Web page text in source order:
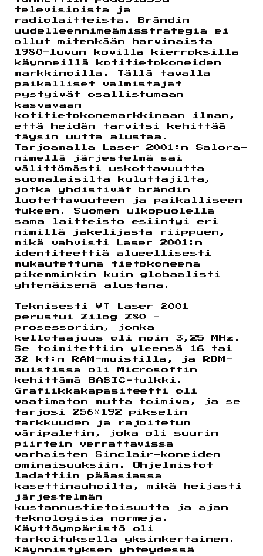
televisioista ja
radiolaitteista. Brändin
uudelleennimeämisstrategia ei
ollut mitenkään harvinaista
1980-luvun kovilla kierroksilla
käynneillä kotitietokoneiden
markkinoilla. Tällä tavalla
paikalliset valmistajat
pystyivät osallistumaan
kasvavaan
kotitietokonemarkkinaan ilman,
että heidän tarvitsi kehittää
täysin uutta alustaa.
Tarjoamalla Laser 2001:n Salora-
nimellä järjestelmä sai
välittömästi uskottavuutta
suomalaisilta kuluttajilta,
jotka yhdistivät brändin
luotettavuuteen ja paikalliseen
tukeen. Suomen ulkopuolella
sama laitteisto esiintyi eri
nimillä jakelijasta riippuen,
mikä vahvisti Laser 2001:n
identiteettiä alueellisesti
mukautettuna tietokoneena
pikemminkin kuin globaalisti
yhtenäisenä alustana.
Teknisesti VT Laser 2001
perustui Zilog Z80 -
prosessoriin, jonka
kellotaajuus oli noin 3,25 MHz.
Se toimitettiin yleensä 16 tai
32 kt:n RAM-muistilla, ja ROM-
muistissa oli Microsoftin
kehittämä BASIC-tulkki.
Grafiikkakapasiteetti oli
vaatimaton mutta toimiva, ja se
tarjosi 256×192 pikselin
tarkkuuden ja rajoitetun
väripaletin, joka oli suurin
piirtein verrattavissa
varhaisten Sinclair-koneiden
ominaisuuksiin. Ohjelmistot
ladattiin pääasiassa
kasettinauhoilta, mikä heijasti
järjestelmän
kustannustietoisuutta ja ajan
teknologisia normeja.
Käyttöympäristö oli
tarkoituksella yksinkertainen.
Käynnistyksen yhteydessä